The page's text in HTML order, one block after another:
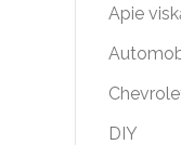
Apie
DIY